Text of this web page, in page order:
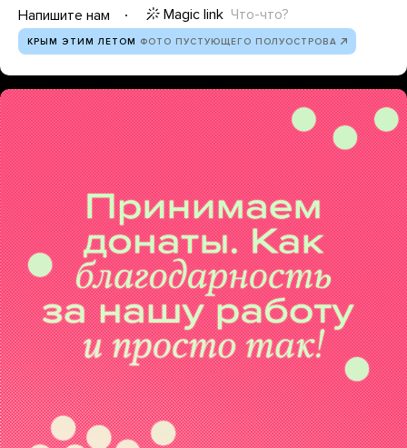
Напишите нам
Magic link Что-что?
КРЫМ ЭТИМ ЛЕТОМ ФОТО ПУСТУЮЩЕГО ПОЛУОСТРОВА